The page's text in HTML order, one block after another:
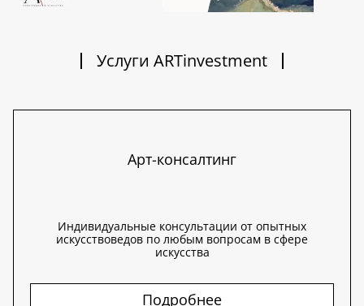
Услуги ARTinvestment
Арт-консалтинг
Индивидуальные консультации от опытных
искусствоведов по любым вопросам в сфере
искусства
Подробнее